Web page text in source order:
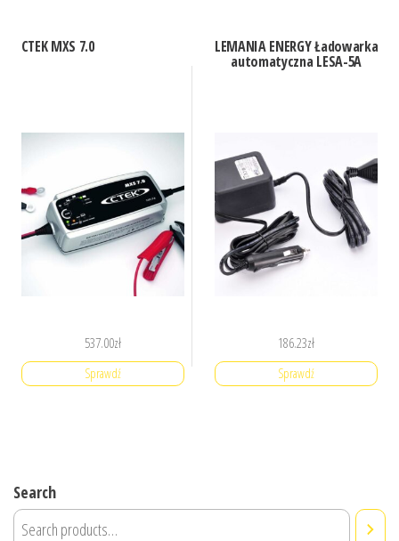
CTEK MXS 7.0
537.00zł
Sprawdź
LEMANIA ENERGY Ładowarka
automatyczna LESA-5A
186.23zł
Sprawdź
Search